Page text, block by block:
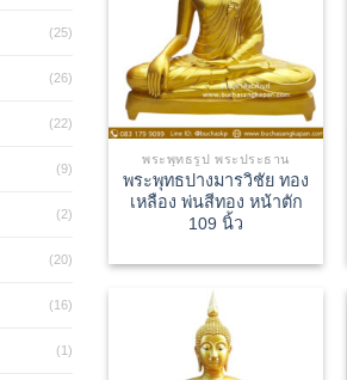
(25)
(26)
(22)
(9)
(2)
(20)
(16)
(1)
พระพุทธรูป พระประธาน
พระพุทธปางมารวิชัย ทอง
เหลือง พ่นสีทอง หน้าตัก
109 นิ้ว